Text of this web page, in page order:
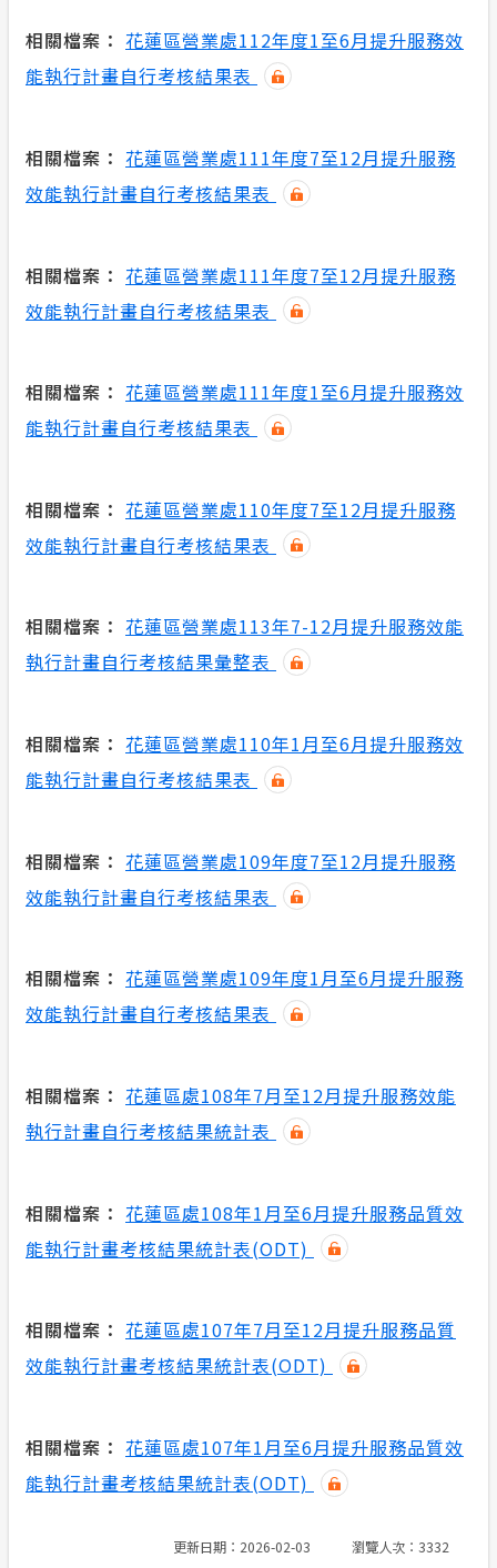
相關檔案： 花蓮區營業處112年度1至6月提升服務效
能執行計畫自行考核結果表
相關檔案： 花蓮區營業處111年度7至12月提升服務
效能執行計畫自行考核結果表
相關檔案： 花蓮區營業處111年度7至12月提升服務
效能執行計畫自行考核結果表
相關檔案： 花蓮區營業處111年度1至6月提升服務效
能執行計畫自行考核結果表
相關檔案： 花蓮區營業處110年度7至12月提升服務
效能執行計畫自行考核結果表
相關檔案： 花蓮區營業處113年7-12月提升服務效能
執行計畫自行考核結果彙整表
相關檔案： 花蓮區營業處110年1月至6月提升服務效
能執行計畫自行考核結果表
相關檔案： 花蓮區營業處109年度7至12月提升服務
效能執行計畫自行考核結果表
相關檔案： 花蓮區營業處109年度1月至6月提升服務
效能執行計畫自行考核結果表
相關檔案： 花蓮區處108年7月至12月提升服務效能
執行計畫自行考核結果統計表
相關檔案： 花蓮區處108年1月至6月提升服務品質效
能執行計畫考核結果統計表(ODT)
相關檔案： 花蓮區處107年7月至12月提升服務品質
效能執行計畫考核結果統計表(ODT)
相關檔案： 花蓮區處107年1月至6月提升服務品質效
能執行計畫考核結果統計表(ODT)
更新日期：2026-02-03 瀏覽人次：3332